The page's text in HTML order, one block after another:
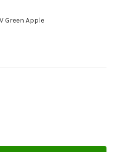
Green Apple